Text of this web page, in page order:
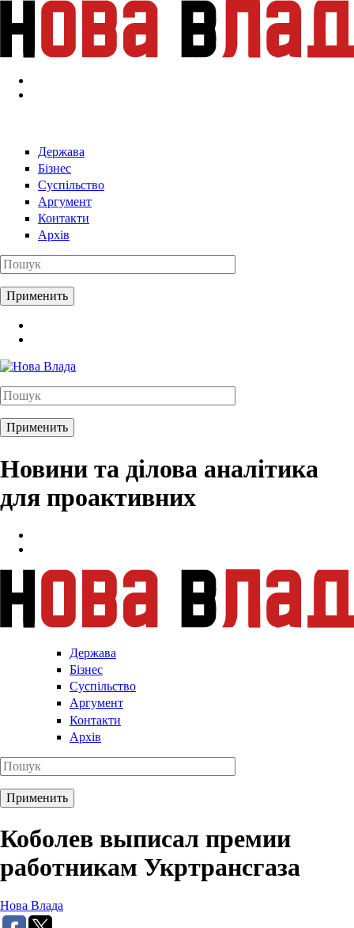
Перейти к основному содержанию
Держава
Бізнес
Суспільство
Аргумент
Контакти
Архів
Новини та ділова аналітика
для проактивних
Держава
Бізнес
Суспільство
Аргумент
Контакти
Архів
Коболев выписал премии
работникам Укртрансгаза
Нова Влада